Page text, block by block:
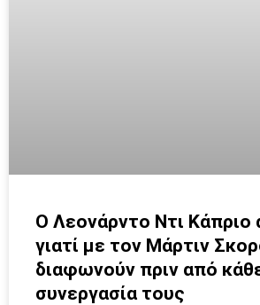
O Λεονάρντο Ντι
γιατί με τον Μάρτιν
διαφωνούν πριν από
συνεργασία τους